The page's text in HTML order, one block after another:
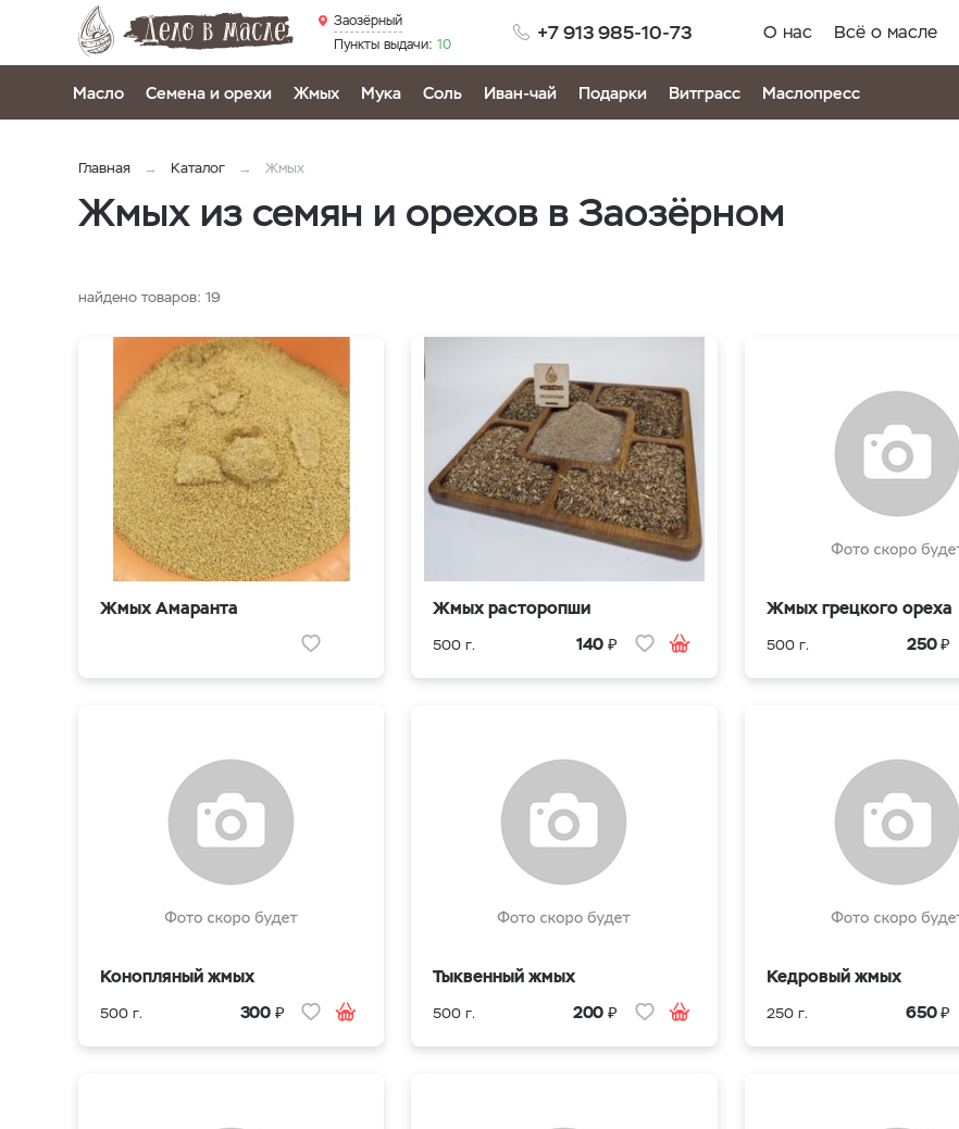
+7 913 985-10-73
Заозёрный
Пункты выдачи: 10
О нас Всё о масле
Масло Семена и орехи Жмых Мука Соль Иван-чай Подарки Витграсс Маслопресс
Главная Каталог Жмых
Жмых из семян и орехов в Заозёрном
найдено товаров: 19
Жмых Амаранта Жмых расторопши
500 г. 140 ₽
Жмых грецкого ореха
500 г. 250₽
Конопляный жмых
500 г. 300 ₽
Тыквенный жмых
500 г. 200 ₽
Кедровый жмых
250 г. 650₽